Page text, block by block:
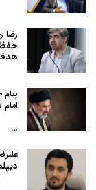
رضا
…